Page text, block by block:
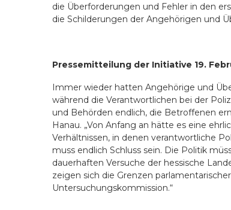
die Überforderungen und Fehler in den
die Schilderungen der Angehörigen und
Pressemitteilung der Initiative 19.
Immer wieder hatten Angehörige und
während die Verantwortlichen bei der
und Behörden endlich, die Betroffenen
Hanau. „Von Anfang an hätte es eine
Verhältnissen, in denen verantwortliche
muss endlich Schluss sein. Die Politik
dauerhaften Versuche der hessische
zeigen sich die Grenzen
Untersuchungskommission.“